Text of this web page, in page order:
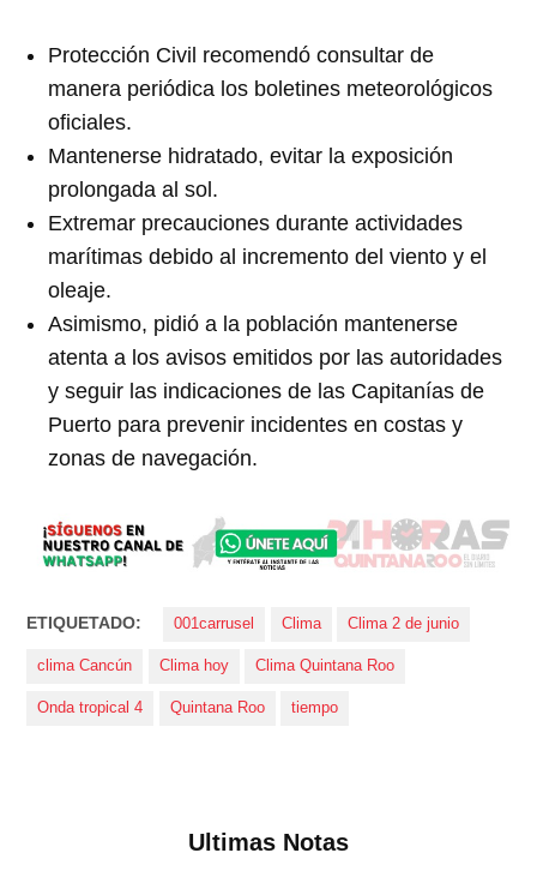
Protección Civil recomendó consultar de
manera periódica los boletines meteorológicos
oficiales.
Mantenerse hidratado, evitar la exposición
prolongada al sol.
Extremar precauciones durante actividades
marítimas debido al incremento del viento y el
oleaje.
Asimismo, pidió a la población mantenerse
atenta a los avisos emitidos por las autoridades
y seguir las indicaciones de las Capitanías de
Puerto para prevenir incidentes en costas y
zonas de navegación.
ETIQUETADO: 001carrusel Clima Clima 2 de junio
clima Cancún Clima hoy Clima Quintana Roo
Onda tropical 4 Quintana Roo tiempo
Ultimas Notas